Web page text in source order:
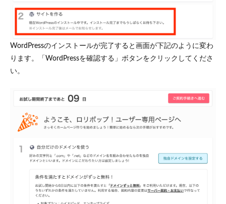
WordPressのインストールが完了すると画面が下記のように変わ
ります。「WordPressを確認する」ボタンをクリックしてくださ
い。